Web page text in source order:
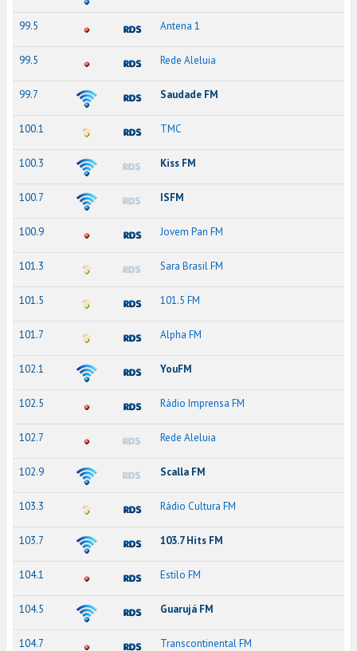
99.5 Antena 1
99.5 Rede Aleluia
99.7 Saudade FM
100.1 TMC
100.3 Kiss FM
100.7 ISFM
100.9 Jovem Pan FM
101.3 Sara Brasil FM
101.5 101.5 FM
101.7 Alpha FM
102.1 YouFM
102.5 Rádio Imprensa FM
102.7 Rede Aleluia
102.9 Scalla FM
103.3 Rádio Cultura FM
103.7 103.7 Hits FM
104.1 Estilo FM
104.5 Guarujá FM
104.7 Transcontinental FM